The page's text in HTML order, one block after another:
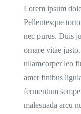
Lorem ipsum
Pellentesque
nec purus. Duis
ornare vitae
ullamcorper leo
amet finibus
fermentum
malesuada arcu